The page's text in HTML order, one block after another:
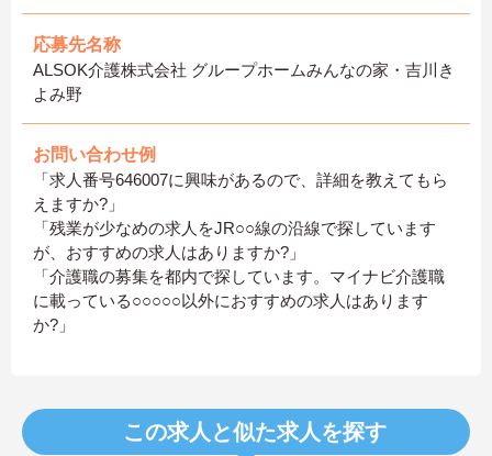
応募先名称
ALSOK介護株式会社 グループホームみんなの家・吉川き
よみ野
お問い合わせ例
「求人番号646007に興味があるので、詳細を教えてもら
えますか?」
「残業が少なめの求人をJR○○線の沿線で探しています
が、おすすめの求人はありますか?」
「介護職の募集を都内で探しています。マイナビ介護職
に載っている○○○○○以外におすすめの求人はあります
か?」
この求人と似た求人を探す